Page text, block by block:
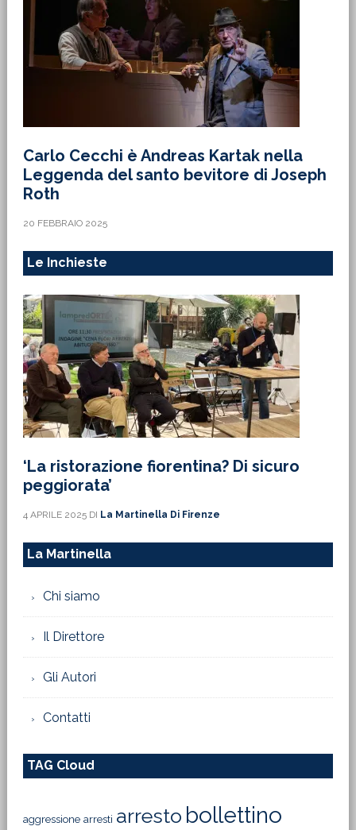
Carlo Cecchi è Andreas Kartak nella
Leggenda del santo bevitore di Joseph
Roth
20 FEBBRAIO 2025
Le Inchieste
‘La ristorazione fiorentina? Di sicuro
peggiorata’
4 APRILE 2025DI La Martinella Di Firenze
La Martinella
Chi siamo
Il Direttore
Gli Autori
Contatti
TAG Cloud
aggressione arresti arresto bollettino